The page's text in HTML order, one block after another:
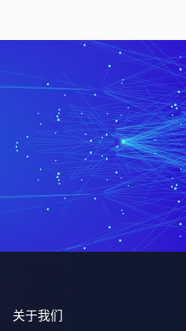
关于我们